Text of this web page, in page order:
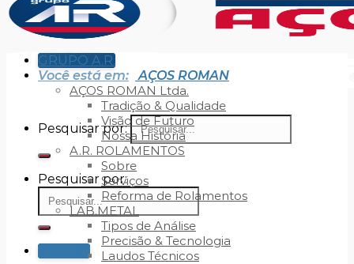
Pesquisar por:
Pesquisar por:
Cotação
GRUPO A.R.
Você está em:
AÇOS ROMAN
AÇOS ROMAN Ltda.
Tradição & Qualidade
Visão de Futuro
Nossa História
A.R. ROLAMENTOS
Sobre
Serviços
Reforma de Rolamentos
LAB.METAL
Tipos de Análise
Precisão & Tecnologia
Laudos Técnicos